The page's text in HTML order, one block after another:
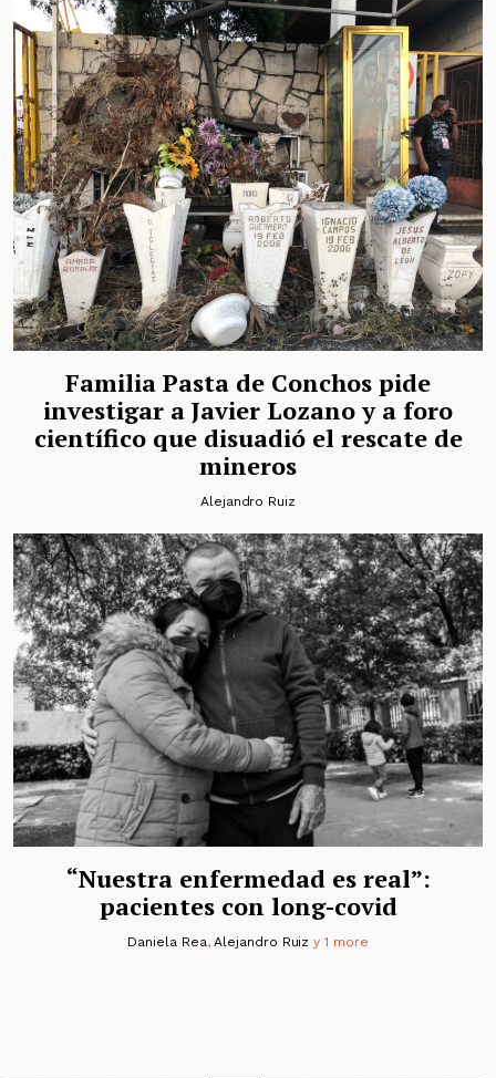
Familia Pasta de Conchos pide
investigar a Javier Lozano y a foro
científico que disuadió el rescate de
mineros
Alejandro Ruiz
“Nuestra enfermedad es real”:
pacientes con long-covid
Daniela Rea,Alejandro Ruiz y 1 more